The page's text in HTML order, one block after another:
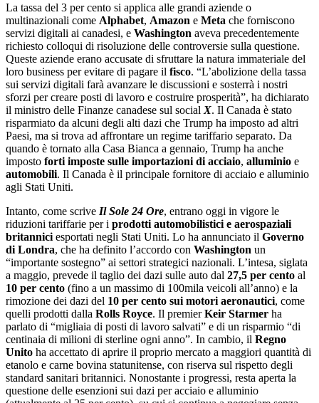
La tassa del 3 per cento si applica alle grandi aziende o
multinazionali come Alphabet, Amazon e Meta che forniscono
servizi digitali ai canadesi, e Washington aveva precedentemente
richiesto colloqui di risoluzione delle controversie sulla questione.
Queste aziende erano accusate di sfruttare la natura immateriale del
loro business per evitare di pagare il fisco. “L’abolizione della tassa
sui servizi digitali farà avanzare le discussioni e sosterrà i nostri
sforzi per creare posti di lavoro e costruire prosperità”, ha dichiarato
il ministro delle Finanze canadese sul social X. Il Canada è stato
risparmiato da alcuni degli alti dazi che Trump ha imposto ad altri
Paesi, ma si trova ad affrontare un regime tariffario separato. Da
quando è tornato alla Casa Bianca a gennaio, Trump ha anche
imposto forti imposte sulle importazioni di acciaio, alluminio e
automobili. Il Canada è il principale fornitore di acciaio e alluminio
agli Stati Uniti.
Intanto, come scrive Il Sole 24 Ore, entrano oggi in vigore le
riduzioni tariffarie per i prodotti automobilistici e aerospaziali
britannici esportati negli Stati Uniti. Lo ha annunciato il Governo
di Londra, che ha definito l’accordo con Washington un
“importante sostegno” ai settori strategici nazionali. L’intesa, siglata
a maggio, prevede il taglio dei dazi sulle auto dal 27,5 per cento al
10 per cento (fino a un massimo di 100mila veicoli all’anno) e la
rimozione dei dazi del 10 per cento sui motori aeronautici, come
quelli prodotti dalla Rolls Royce. Il premierKeir Starmer ha
parlato di “migliaia di posti di lavoro salvati” e di un risparmio “di
centinaia di milioni di sterline ogni anno”. In cambio, il Regno
Unito ha accettato di aprire il proprio mercato a maggiori quantità di
etanolo e carne bovina statunitense, con riserva sul rispetto degli
standard sanitari britannici. Nonostante i progressi, resta aperta la
questione delle esenzioni sui dazi per acciaio e alluminio